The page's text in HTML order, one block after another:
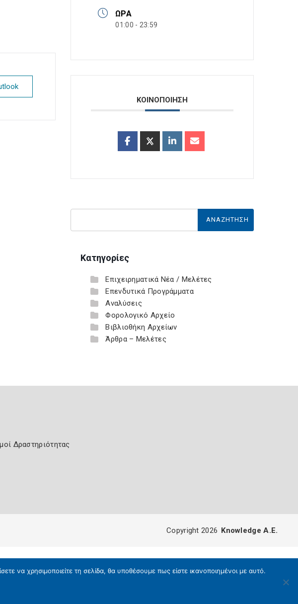
ΏΡΑ
01:00 - 23:59
ΚΟΙΝΟΠΟΙΗΣΗ
Κατηγορίες
Επιχειρηματικά Νέα / Μελέτες
Επενδυτικά Προγράμματα
Αναλύσεις
Φορολογικό Αρχείο
Βιβλιοθήκη Αρχείων
Άρθρα – Μελέτες
Δραστηριότητας
να χρησιμοποιείτε τη σελίδα, θα υποθέσουμε πως είστε ικανοποιημένοι με αυτό.
Copyright 2026 Knowledge A.E.